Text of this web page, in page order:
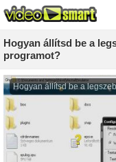
Hogyan állítsd be a
programot?